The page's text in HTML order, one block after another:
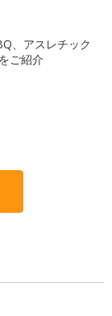
、アスレチック
ご紹介